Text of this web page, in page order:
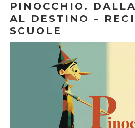
PINOCCHIO.
AL DESTINO –
SCUOLE